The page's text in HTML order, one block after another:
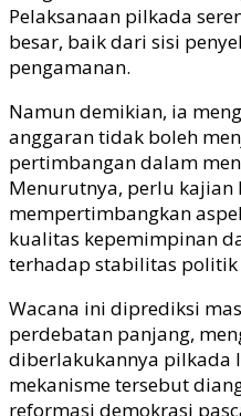
Pelaksanaan pilkada
besar, baik dari sisi
pengamanan.
Namun demikian, ia
anggaran tidak boleh
pertimbangan dalam
Menurutnya, perlu kajian
mempertimbangkan
kualitas kepemimpinan
terhadap stabilitas politik
Wacana ini diprediksi
perdebatan panjang,
diberlakukannya pilkada
mekanisme tersebut
reformasi demokrasi